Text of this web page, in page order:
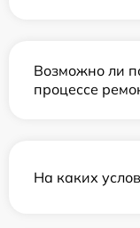
Возможно ли
процессе
На каких